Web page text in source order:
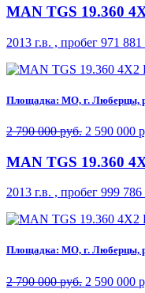
MAN TGS 19.360
2013 г.в. , пробег 971
Площадка: МО, г. Люберцы,
2 790 000 руб. 2 590 000
MAN TGS 19.360
2013 г.в. , пробег 999
Площадка: МО, г. Люберцы,
2 790 000 руб. 2 590 000